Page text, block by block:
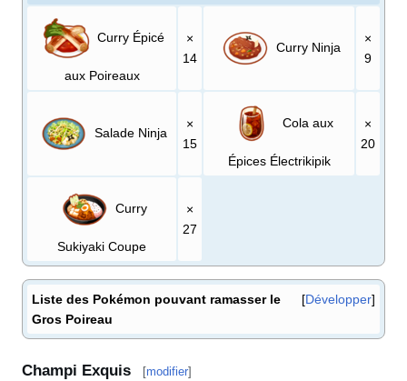
Curry Épicé
aux Poireaux
×
14
Curry Ninja
×
9
Salade Ninja
×
15
Cola aux
Épices Électrikipik
×
20
Curry
Sukiyaki Coupe
×
27
Développer
Liste des Pokémon pouvant ramasser le
Gros Poireau
Champi Exquis [modifier]